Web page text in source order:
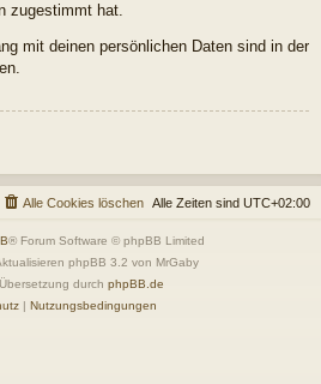
zugestimmt hat.
mit deinen persönlichen Daten sind in der
Alle Zeiten sind UTC+02:00
Alle Cookies löschen
® Forum Software © phpBB Limited
phpBB 3.2 von MrGaby
durch phpBB.de
| Nutzungsbedingungen